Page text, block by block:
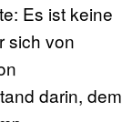
Es ist keine
sich von
darin, dem